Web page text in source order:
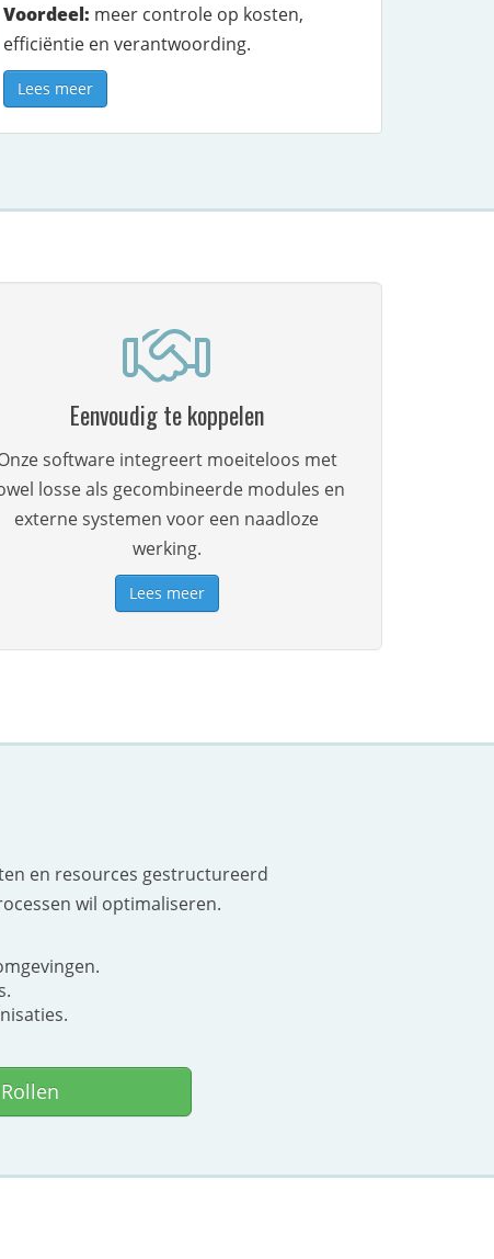
Voordeel: meer controle op kosten,
efficiëntie en verantwoording.
Lees meer
Eenvoudig te koppelen
software integreert moeiteloos met
losse als gecombineerde modules en
externe systemen voor een naadloze
werking.
Lees meer
en resources gestructureerd
wil optimaliseren.
Rollen